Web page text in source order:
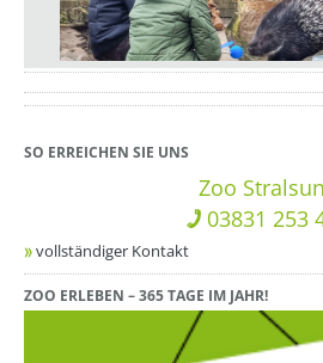
??? absaetzeUnten[1]/titel ???
SO ERREICHEN SIE UNS
Zoo
03831 253
vollständiger Kontakt
ZOO ERLEBEN – 365 TAGE IM JAHR!